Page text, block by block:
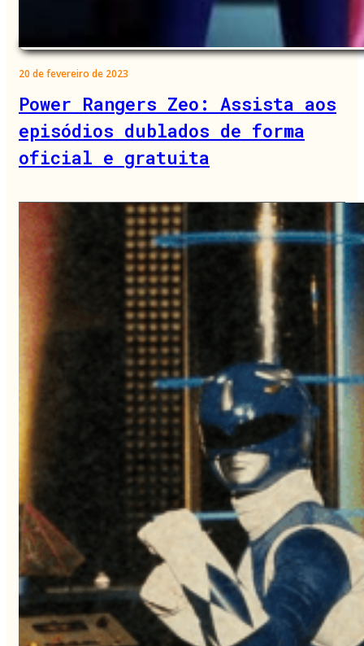
20 de fevereiro de 2023
Power Rangers Zeo: Assista aos
episódios dublados de forma
oficial e gratuita